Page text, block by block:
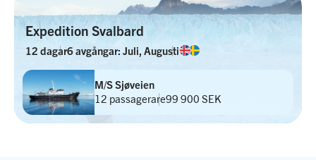
Expedition Svalbard
12 dagar6 avgångar: Juli, Augusti
M/S Sjøveien
12 passagerare99 900 SEK